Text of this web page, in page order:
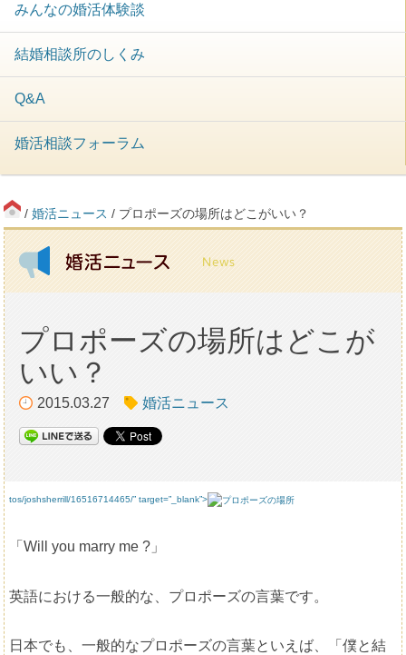
みんなの婚活体験談
結婚相談所のしくみ
Q&A
婚活相談フォーラム
/婚活ニュース / プロポーズの場所はどこがいい？
プロポーズの場所はどこが
いい？
2015.03.27 婚活ニュース
tos/joshsherrill/16516714465/” target=”_blank”>
「Will you marry me ?」
英語における一般的な、プロポーズの言葉です。
日本でも、一般的なプロポーズの言葉といえば、「僕と結